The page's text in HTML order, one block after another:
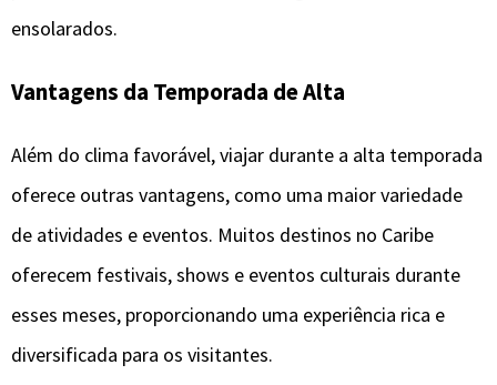
ensolarados.
Vantagens da Temporada de Alta
Além do clima favorável, viajar durante a alta temporada
oferece outras vantagens, como uma maior variedade
de atividades e eventos. Muitos destinos no Caribe
oferecem festivais, shows e eventos culturais durante
esses meses, proporcionando uma experiência rica e
diversificada para os visitantes.